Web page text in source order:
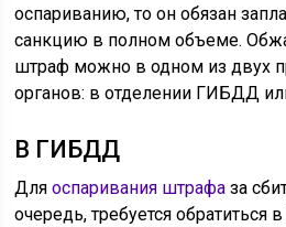
оспариванию, то он обязан
санкцию в полном объеме.
штраф можно в одном из двух
органов: в отделении ГИБДД
В ГИБДД
Дляоспаривания штрафа за
очередь, требуется